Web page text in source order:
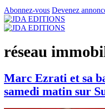
Abonnez-vous Devenez
réseau
Marc Ezrati et sa
samedi matin sur